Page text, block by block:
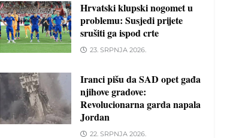
Hrvatski klupski nogomet u
problemu: Susjedi prijete
srušiti ga ispod crte
23. SRPNJA 2026.
Iranci pišu da SAD opet gađa
njihove gradove:
Revolucionarna garda napala
Jordan
22. SRPNJA 2026.